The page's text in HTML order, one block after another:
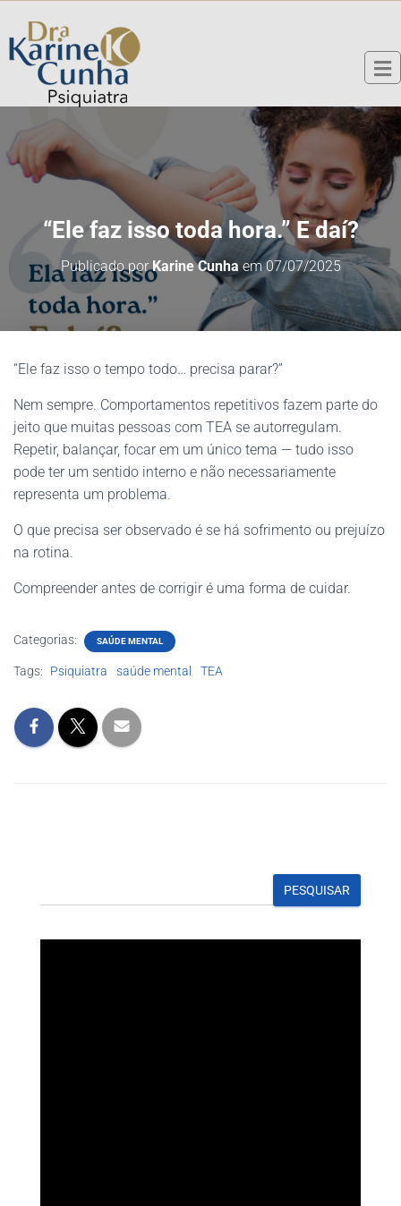
“Ele faz isso toda hora.” E daí?
Publicado porKarine Cunha em07/07/2025
“Ele faz isso o tempo todo… precisa parar?”
Nem sempre. Comportamentos repetitivos fazem parte do
jeito que muitas pessoas com TEA se autorregulam.
Repetir, balançar, focar em um único tema — tudo isso
pode ter um sentido interno e não necessariamente
representa um problema.
O que precisa ser observado é se há sofrimento ou prejuízo
na rotina.
Compreender antes de corrigir é uma forma de cuidar.
Categorias: SAÚDE MENTAL
Tags: Psiquiatra saúde mental TEA
PESQUISAR